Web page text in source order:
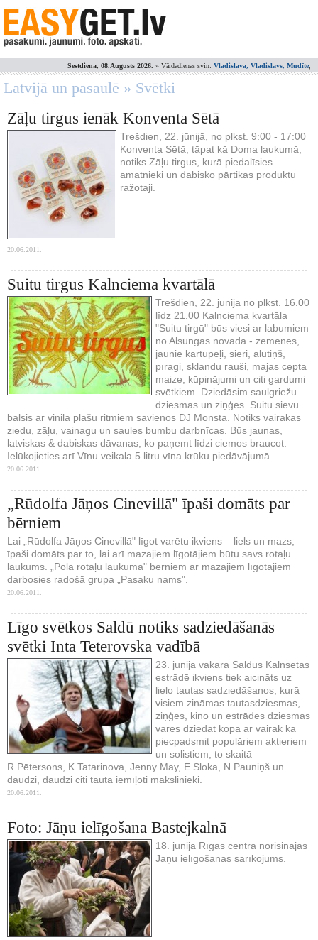
Sestdiena, 08.Augusts 2026. » Vārdadienas svin: Vladislava, Vladislavs, Mudīte;
Latvijā un pasaulē » Svētki
Zāļu tirgus ienāk Konventa Sētā
Trešdien, 22. jūnijā, no plkst. 9:00 - 17:00
Konventa Sētā, tāpat kā Doma laukumā,
notiks Zāļu tirgus, kurā piedalīsies
amatnieki un dabisko pārtikas produktu
ražotāji.
20.06.2011.
Suitu tirgus Kalnciema kvartālā
Trešdien, 22. jūnijā no plkst. 16.00
līdz 21.00 Kalnciema kvartāla
"Suitu tirgū" būs viesi ar labumiem
no Alsungas novada - zemenes,
jaunie kartupeļi, sieri, alutiņš,
pīrāgi, sklandu rauši, mājās cepta
maize, kūpinājumi un citi gardumi
svētkiem. Dziedāsim saulgriežu
dziesmas un ziņģes. Suitu sievu
balsis ar vinila plašu ritmiem savienos DJ Monsta. Notiks vairākas
ziedu, zāļu, vainagu un saules bumbu darbnīcas. Būs jaunas,
latviskas & dabiskas dāvanas, ko paņemt līdzi ciemos braucot.
Ielūkojieties arī Vīnu veikala 5 litru vīna krūku piedāvājumā.
20.06.2011.
„Rūdolfa Jāņos Cinevillā" īpaši domāts par
bērniem
Lai „Rūdolfa Jāņos Cinevillā" līgot varētu ikviens – liels un mazs,
īpaši domāts par to, lai arī mazajiem līgotājiem būtu savs rotaļu
laukums. „Pola rotaļu laukumā" bērniem ar mazajiem līgotājiem
darbosies radošā grupa „Pasaku nams".
20.06.2011.
Līgo svētkos Saldū notiks sadziedāšanās
svētki Inta Teterovska vadībā
23. jūnija vakarā Saldus Kalnsētas
estrādē ikviens tiek aicināts uz
lielo tautas sadziedāšanos, kurā
visiem zināmas tautasdziesmas,
ziņģes, kino un estrādes dziesmas
varēs dziedāt kopā ar vairāk kā
piecpadsmit populāriem aktieriem
un solistiem, to skaitā
R.Pētersons, K.Tatarinova, Jenny May, E.Sloka, N.Pauniņš un
daudzi, daudzi citi tautā iemīļoti mākslinieki.
20.06.2011.
Foto: Jāņu ielīgošana Bastejkalnā
18. jūnijā Rīgas centrā norisinājās
Jāņu ielīgošanas sarīkojums.